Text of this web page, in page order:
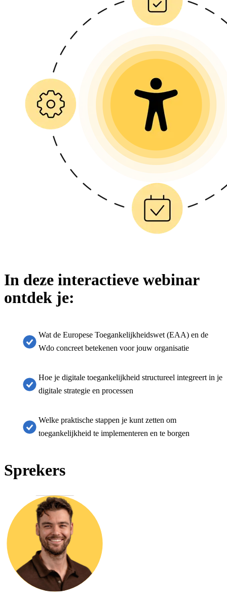
In deze interactieve webinar
ontdek je:
Wat de Europese Toegankelijkheidswet (EAA) en de
Wdo concreet betekenen voor jouw organisatie
Hoe je digitale toegankelijkheid structureel integreert in je
digitale strategie en processen
Welke praktische stappen je kunt zetten om
toegankelijkheid te implementeren en te borgen
Sprekers